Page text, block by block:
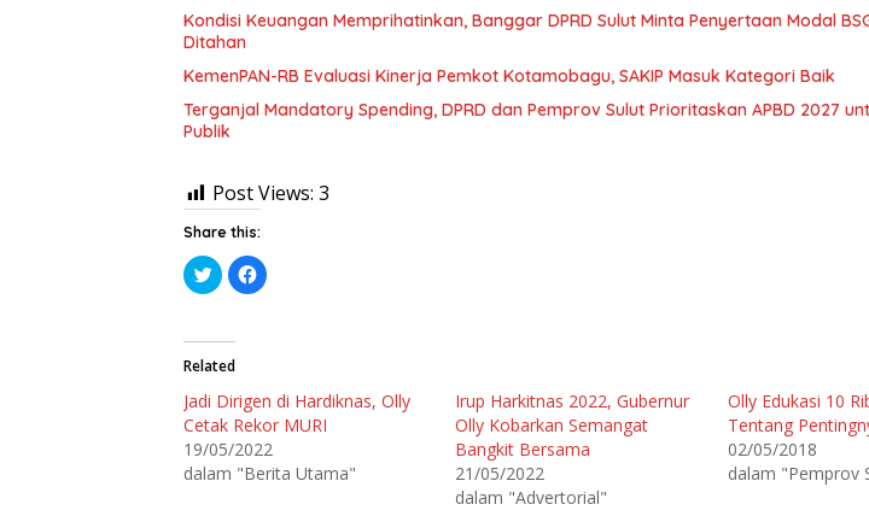
Kondisi Keuangan Memprihatinkan, Banggar DPRD Sulut Minta Penyertaan Modal
Ditahan
KemenPAN-RB Evaluasi Kinerja Pemkot Kotamobagu, SAKIP Masuk Kategori Baik
Terganjal Mandatory Spending, DPRD dan Pemprov Sulut Prioritaskan APBD 2027
Publik
Post Views: 3
Share this:
K
l
n
t
u
b
e
r
b
a
g
K
l
m
m
b
a
g
Related
Jadi Dirigen di Hardiknas, Olly
Cetak Rekor MURI
19/05/2022
dalam "Berita Utama"
Irup Harkitnas 2022, Gubernur
Olly Kobarkan Semangat
Bangkit Bersama
21/05/2022
dalam "Advertorial"
Olly Edukasi 10
Tentang
02/05/2018
dalam "Pemprov